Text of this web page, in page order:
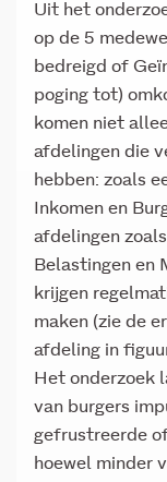
Uit het
op de 5
bedreigd of
poging tot)
komen niet
afdelingen die
hebben: zoals
Inkomen en
afdelingen
Belastingen en
krijgen
maken (zie de
afdeling in
Het onderzoek
van burgers
gefrustreerde
hoewel minder